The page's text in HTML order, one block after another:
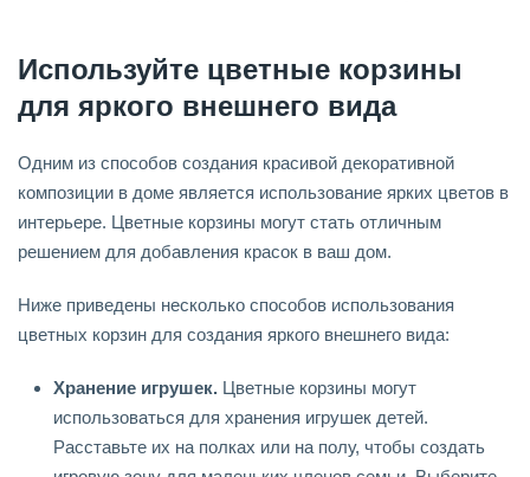
Используйте цветные корзины
для яркого внешнего вида
Одним из способов создания красивой декоративной
композиции в доме является использование ярких цветов в
интерьере. Цветные корзины могут стать отличным
решением для добавления красок в ваш дом.
Ниже приведены несколько способов использования
цветных корзин для создания яркого внешнего вида:
Хранение игрушек. Цветные корзины могут
использоваться для хранения игрушек детей.
Расставьте их на полках или на полу, чтобы создать